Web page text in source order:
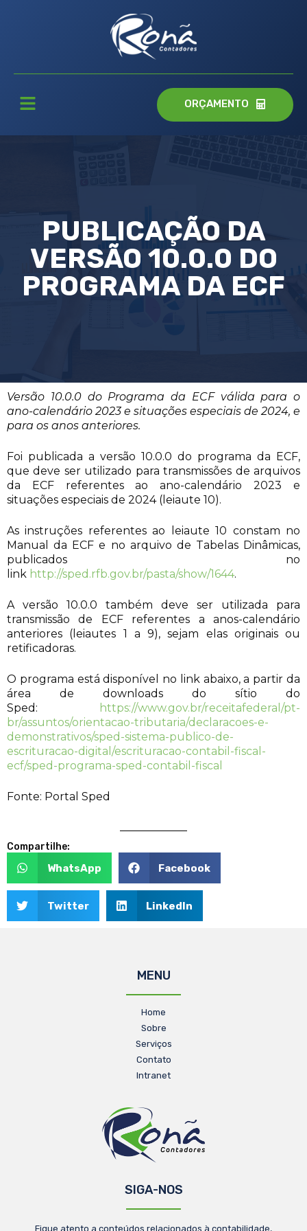
ORÇAMENTO
PUBLICAÇÃO DA
VERSÃO 10.0.0 DO
PROGRAMA DA ECF
Versão 10.0.0 do Programa da ECF válida para o
ano-calendário 2023 e situações especiais de 2024, e
para os anos anteriores.
Foi publicada a versão 10.0.0 do programa da ECF,
que deve ser utilizado para transmissões de arquivos
da ECF referentes ao ano-calendário 2023 e
situações especiais de 2024 (leiaute 10).
As instruções referentes ao leiaute 10 constam no
Manual da ECF e no arquivo de Tabelas Dinâmicas,
publicados no
link http://sped.rfb.gov.br/pasta/show/1644.
A versão 10.0.0 também deve ser utilizada para
transmissão de ECF referentes a anos-calendário
anteriores (leiautes 1 a 9), sejam elas originais ou
retificadoras.
O programa está disponível no link abaixo, a partir da
área de downloads do sítio do
Sped:
https://www.gov.br/receitafederal/pt-
br/assuntos/orientacao-tributaria/declaracoes-e-
demonstrativos/sped-sistema-publico-de-
escrituracao-digital/escrituracao-contabil-fiscal-
ecf/sped-programa-sped-contabil-fiscal
Fonte: Portal Sped
Compartilhe:
WhatsApp Facebook
Twitter LinkedIn
MENU
Home
Sobre
Serviços
Contato
Intranet
SIGA-NOS
Fique atento a conteúdos relacionados à contabilidade,